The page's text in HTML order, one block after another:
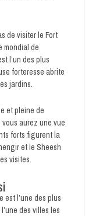
de visiter le Fort
mondial de
l’un des plus
forteresse abrite
jardins.
et pleine de
aurez une vue
forts figurent la
et le Sheesh
visites.
est l’une des plus
des villes les